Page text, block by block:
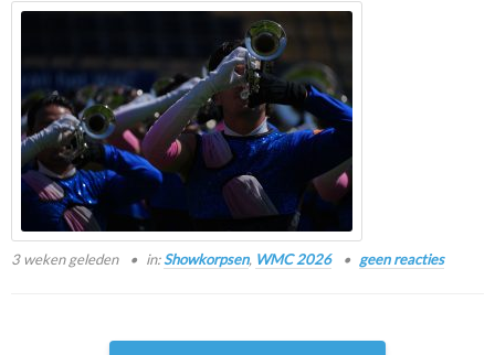
3 weken geleden in:Showkorpsen, WMC 2026 geen reacties